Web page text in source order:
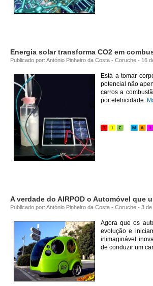
Energia solar transforma CO2 em
Publicado por: António Pinheiro da Costa - Coruche - 16
Está a tomar
potencial não
carros a
por eletricidade.
A verdade do AIRPOD o Automóvel que
Publicado por: António Pinheiro da Costa - Coruche - 3 de
Agora que os
evolução e
inimaginável
de conduzir um